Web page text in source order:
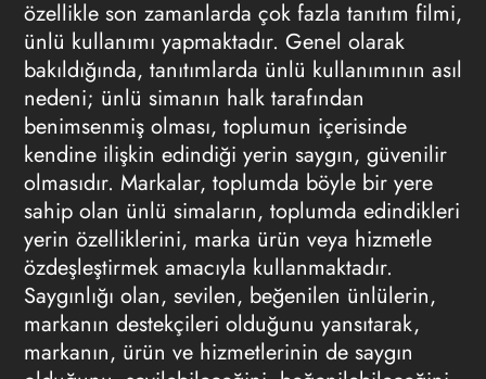
özellikle son zamanlarda çok fazla tanıtım filmi,
ünlü kullanımı yapmaktadır. Genel olarak
bakıldığında, tanıtımlarda ünlü kullanımının asıl
nedeni; ünlü simanın halk tarafından
benimsenmiş olması, toplumun içerisinde
kendine ilişkin edindiği yerin saygın, güvenilir
olmasıdır. Markalar, toplumda böyle bir yere
sahip olan ünlü simaların, toplumda edindikleri
yerin özelliklerini, marka ürün veya hizmetle
özdeşleştirmek amacıyla kullanmaktadır.
Saygınlığı olan, sevilen, beğenilen ünlülerin,
markanın destekçileri olduğunu yansıtarak,
markanın, ürün ve hizmetlerinin de saygın